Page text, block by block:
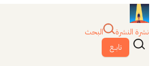
نشرة النشرة
البحث
تابــع